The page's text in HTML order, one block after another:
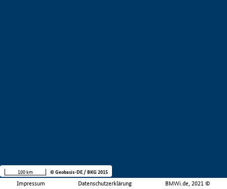
Impressum Datenschutzerklärung BMWi.de, 2021 ©
100 km © Geobasis-DE / BKG 2015